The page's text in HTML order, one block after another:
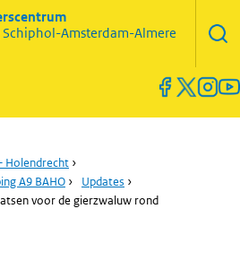
Schiphol-Amsterdam-Almere
Holendrecht ›
A9 BAHO › Updates ›
voor de gierzwaluw rond